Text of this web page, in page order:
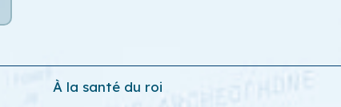
À la santé du roi